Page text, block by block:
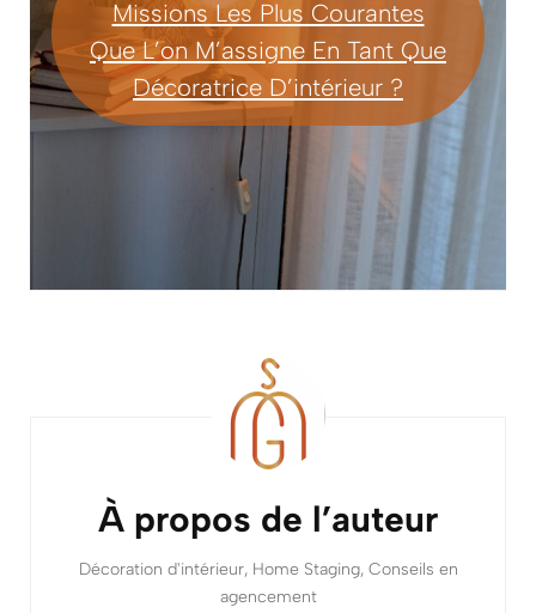
Missions Les Plus Courantes
Que L’on M’assigne En Tant Que
Décoratrice D’intérieur ?
À propos de l’auteur
Décoration d'intérieur, Home Staging, Conseils en
agencement